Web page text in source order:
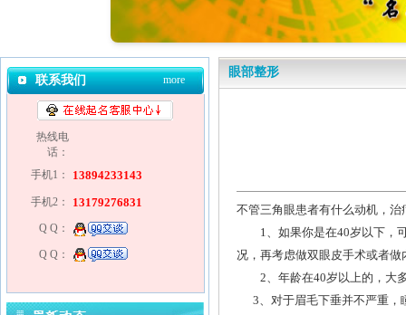
联系我们 more
热线电
话：
手机1：
13894233143
手机2： 13179276831
Q Q：
Q Q：
眼部整形
不管三角眼患者有什么动机，
1、如果你是在40岁以下，可
况，再考虑做双眼皮手术或者
2、年龄在40岁以上的，大多
3、对于眉毛下垂并不严重，